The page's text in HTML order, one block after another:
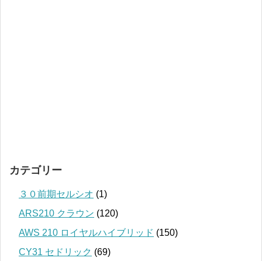
カテゴリー
３０前期セルシオ (1)
ARS210 クラウン (120)
AWS 210 ロイヤルハイブリッド (150)
CY31 セドリック (69)